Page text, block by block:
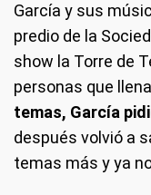
García y sus
predio de la
show la Torre de
personas que
temas, García
después volvió a
temas más y ya